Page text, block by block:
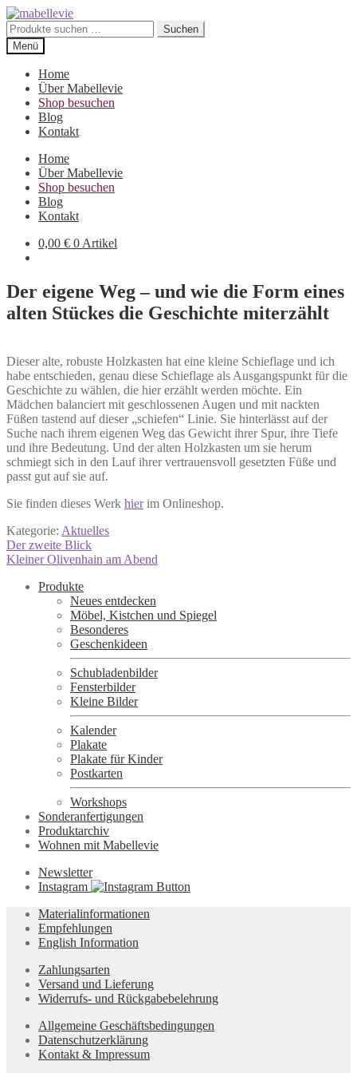
Zur
Navigation
springen
Zum
Inhalt
springen
Suchen
nach:
Suchen
Menü
Home
Über Mabellevie
Shop besuchen
Blog
Kontakt
Home
Über Mabellevie
Shop besuchen
Blog
Kontakt
0,00 € 0 Artikel
Der eigene Weg – und wie die Form eines
alten Stückes die Geschichte miterzählt
Dieser alte, robuste Holzkasten hat eine kleine Schieflage und ich
habe entschieden, genau diese Schieflage als Ausgangspunkt für die
Geschichte zu wählen, die hier erzählt werden möchte. Ein
Mädchen balanciert mit geschlossenen Augen und mit nackten
Füßen tastend auf dieser „schiefen“ Linie. Sie hinterlässt auf der
Suche nach ihrem eigenen Weg das Gewicht ihrer Spur, ihre Tiefe
und ihre Bedeutung. Und der alten Holzkasten um sie herum
schmiegt sich in den Lauf ihrer vertrauensvoll gesetzten Füße und
passt gut auf sie auf.
Sie finden dieses Werk hierim Onlineshop.
Kategorie: Aktuelles
Beitragsnavigation
Vorheriger
Beitrag:
Der zweite Blick
Nächster
Kleiner Olivenhain am Abend
Produkte
Neues entdecken
Möbel, Kistchen und Spiegel
Besonderes
Geschenkideen
Schubladenbilder
Fensterbilder
Kleine Bilder
Kalender
Plakate
Plakate für Kinder
Postkarten
Workshops
Sonderanfertigungen
Produktarchiv
Wohnen mit Mabellevie
Newsletter
Instagram
Materialinformationen
Empfehlungen
English Information
Zahlungsarten
Versand und Lieferung
Widerrufs- und Rückgabebelehrung
Allgemeine Geschäftsbedingungen
Datenschutzerklärung
Kontakt & Impressum